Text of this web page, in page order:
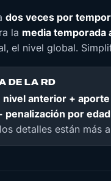
dos veces por
la media temporada
el nivel global.
DE LA RD
nivel anterior +
penalización por edad
detalles están más